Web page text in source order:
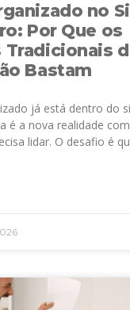
no
Por Que os
Bastam
já está dentro do
é a nova realidade
lidar. O desafio é